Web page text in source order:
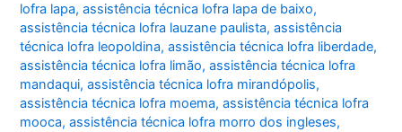
lofra lapa,assistência técnica lofra lapa de baixo,
assistência técnica lofra lauzane paulista,assistência
técnica lofra leopoldina,assistência técnica lofra liberdade,
assistência técnica lofra limão,assistência técnica lofra
mandaqui,assistência técnica lofra mirandópolis,
assistência técnica lofra moema,assistência técnica lofra
mooca,assistência técnica lofra morro dos ingleses,